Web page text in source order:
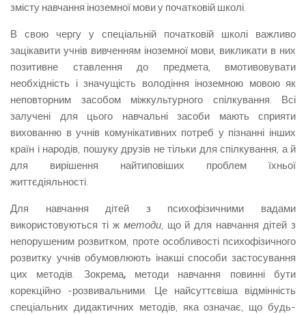
змісту навчання іноземної мови у початковій школі.
В свою чергу у спеціальній початковій школі важливо
зацікавити учнів вивченням іноземної мови, викликати в них
позитивне ставлення до предмета, вмотивовувати
необхідність і значущість володіння іноземною мовою як
неповторним засобом міжкультурного спілкування. Всі
залучені для цього навчальні засоби мають сприяти
вихованню в учнів комунікативних потреб у пізнанні інших
країн і народів, пошуку друзів не тільки для спілкування, а й
для вирішення найтиповіших проблем їхньої
життєдіяльності.
Для навчання дітей з психофізичними вадами
використовуються ті ж методи, що й для навчання дітей з
непорушеним розвитком, проте особливості психофізичного
розвитку учнів обумовлюють інакші способи застосування
цих методів. Зокрема,методи навчання повинні бути
корекційно -розвивальними. Це найсуттєвіша відмінність
спеціальних дидактичних методів, яка означає, що будь-